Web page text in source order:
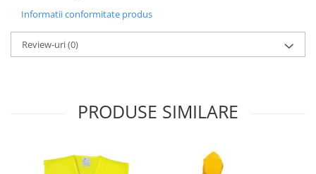
Informatii conformitate produs
Review-uri(0)
PRODUSE SIMILARE